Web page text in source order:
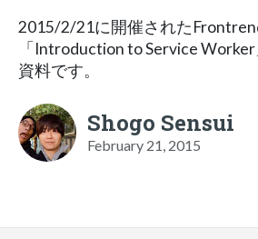
2015/2/21に開催された
「Introduction to Service
資料です。
Shogo Sensui
February 21, 2015